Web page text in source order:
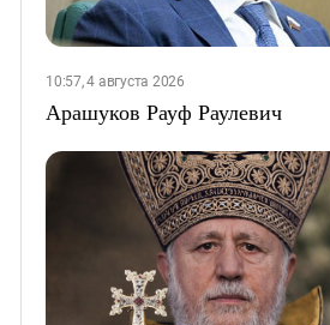
10:57, 4 августа 2026
Арашуков Рауф Раулевич